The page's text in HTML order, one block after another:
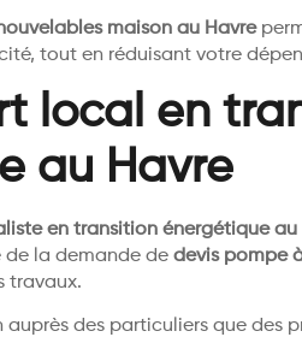
maison au Havre
tout en réduisant votre
local en
au Havre
en transition énergétique au
la demande de devis pompe
travaux.
auprès des particuliers que des